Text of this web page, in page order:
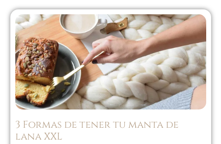
3 Formas de tener tu manta de
lana XXL